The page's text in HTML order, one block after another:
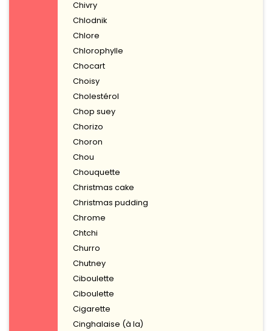
Chivry
Chlodnik
Chlore
Chlorophylle
Chocart
Choisy
Cholestérol
Chop suey
Chorizo
Choron
Chou
Chouquette
Christmas cake
Christmas pudding
Chrome
Chtchi
Churro
Chutney
Ciboulette
Ciboulette
Cigarette
Cinghalaise (à la)